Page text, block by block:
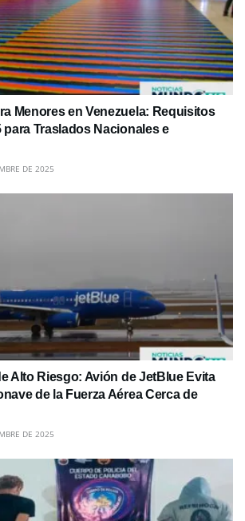
Menores en Venezuela: Requisitos
Traslados Nacionales e
DE 2025
Alto Riesgo: Avión de JetBlue Evita
de la Fuerza Aérea Cerca de
DE 2025